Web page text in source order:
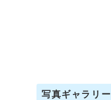
写真ギャラリー